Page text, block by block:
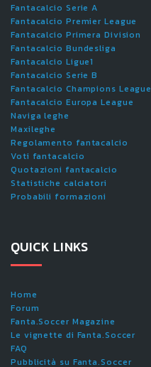
Fantacalcio Serie A
Fantacalcio Premier League
Fantacalcio Primera Division
Fantacalcio Bundesliga
Fantacalcio Ligue1
Fantacalcio Serie B
Fantacalcio Champions League
Fantacalcio Europa League
Naviga leghe
Maxileghe
Regolamento fantacalcio
Voti fantacalcio
Quotazioni fantacalcio
Statistiche calciatori
Probabili formazioni
QUICK LINKS
Home
Forum
Fanta.Soccer Magazine
Le vignette di Fanta.Soccer
FAQ
Pubblicità su Fanta.Soccer